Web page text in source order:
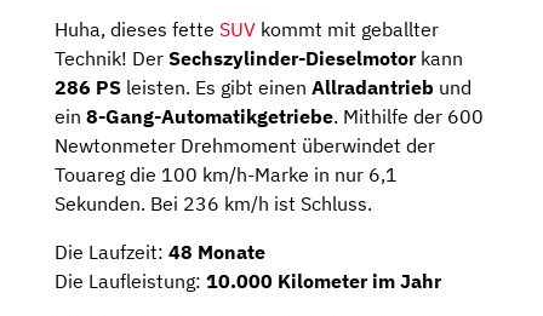
Huha, dieses fette SUV kommt mit geballter
Technik! Der Sechszylinder-Dieselmotor kann
286 PS leisten. Es gibt einen Allradantrieb und
ein 8-Gang-Automatikgetriebe. Mithilfe der 600
Newtonmeter Drehmoment überwindet der
Touareg die 100 km/h-Marke in nur 6,1
Sekunden. Bei 236 km/h ist Schluss.
Die Laufzeit: 48 Monate
Die Laufleistung: 10.000 Kilometer im Jahr